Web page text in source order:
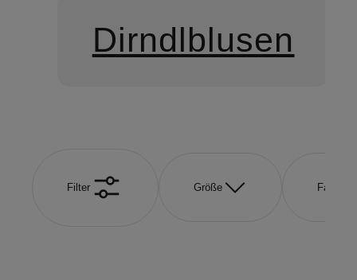
Dirndlblusen
Filter Größe Farbe